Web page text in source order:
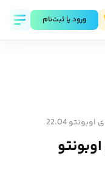
ورود يا ثبت‌نام
22.04